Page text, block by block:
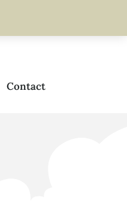
Contact